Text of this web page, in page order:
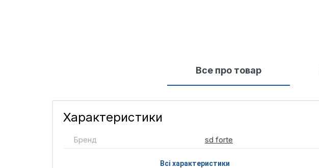
Все про товар
Характеристики
Бренд sd forte
Всі характеристики